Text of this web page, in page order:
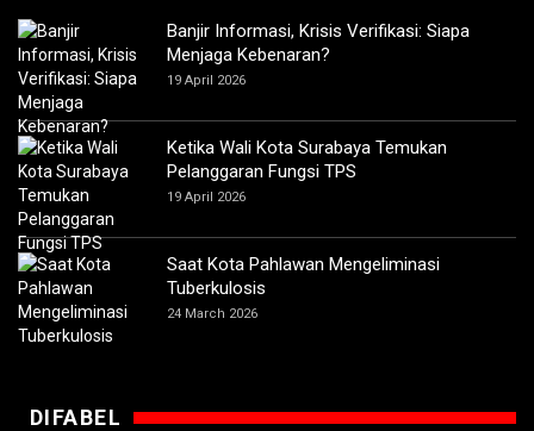
Banjir Informasi, Krisis Verifikasi: Siapa
Menjaga Kebenaran?
19 April 2026
Ketika Wali Kota Surabaya Temukan
Pelanggaran Fungsi TPS
19 April 2026
Saat Kota Pahlawan Mengeliminasi
Tuberkulosis
24 March 2026
DIFABEL